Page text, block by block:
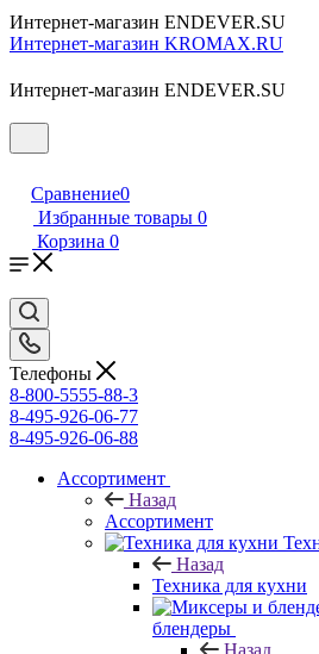
Интернет-магазин ENDEVER.SU
Интернет-магазин KROMAX.RU
Интернет-магазин ENDEVER.SU
Сравнение0
Избранные товары 0
Корзина 0
Телефоны
8-800-5555-88-3
8-495-926-06-77
8-495-926-06-88
Ассортимент
Назад
Ассортимент
Назад
Техника для кухни
блендеры
Назад